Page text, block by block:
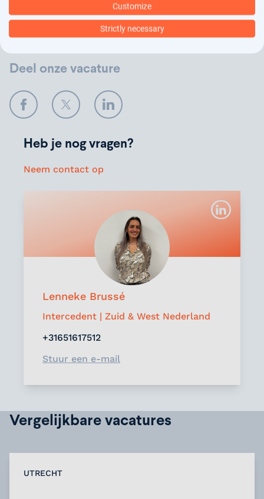
Verstuur
Deel onze vacature
FacebookTwitter LinkedIn
Heb je nog vragen?
Neem contact op
Lenneke Brussé
Intercedent | Zuid & West Nederland
+31651617512
Stuur een e-mail
Vergelijkbare vacatures
UTRECHT
Customize
Strictly necessary